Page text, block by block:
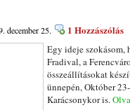
december 25. 1 Hozzászólás
Egy ideje szokásom,
Fradival, a
összeállításokat
ünnepén, Október
Karácsonykor is.